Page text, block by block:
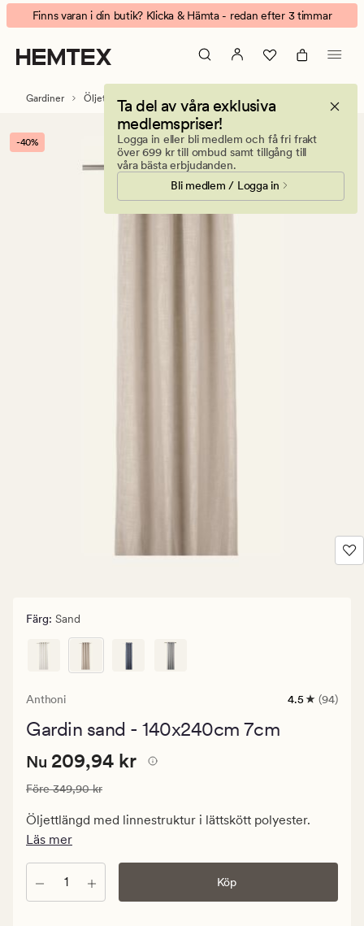
Anthoni
gardin
sand
Animerad
banner.
Klicka
på
att
pausa.
Finns varan i din butik? Klicka & Hämta - redan efter 3 timmar
Ta del av våra exklusiva
medlemspriser!
Logga in eller bli medlem och få fri frakt
över 699 kr till ombud samt tillgång till
våra bästa erbjudanden.
Bli medlem / Logga in
Gardiner Öljettgardiner
-40%
Färg: Sand
Anthoni
94
4.5 (94)
Gardin sand - 140x240cm 7cm
Nuvarande
209,94
kr.
Ordinarie
Nuvarande pris
Nu 209,94 kr
Ordinarie pris 349,90 kr
Före349,90 kr
Öljettlängd med linnestruktur i lättskött polyester.
Läs mer
Antal Köp